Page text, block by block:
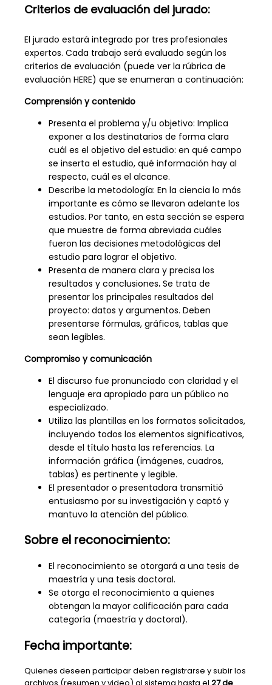
Criterios de evaluación del jurado:
El jurado estará integrado por tres profesionales
expertos. Cada trabajo será evaluado según los
criterios de evaluación (puede ver la rúbrica de
evaluación HERE) que se enumeran a continuación:
Comprensión y contenido
Presenta el problema y/u objetivo: Implica
exponer a los destinatarios de forma clara
cuál es el objetivo del estudio: en qué campo
se inserta el estudio, qué información hay al
respecto, cuál es el alcance.
Describe la metodología: En la ciencia lo más
importante es cómo se llevaron adelante los
estudios. Por tanto, en esta sección se espera
que muestre de forma abreviada cuáles
fueron las decisiones metodológicas del
estudio para lograr el objetivo.
Presenta de manera clara y precisa los
resultados y conclusiones. Se trata de
presentar los principales resultados del
proyecto: datos y argumentos. Deben
presentarse fórmulas, gráficos, tablas que
sean legibles.
Compromiso y comunicación
El discurso fue pronunciado con claridad y el
lenguaje era apropiado para un público no
especializado.
Utiliza las plantillas en los formatos solicitados,
incluyendo todos los elementos significativos,
desde el título hasta las referencias. La
información gráfica (imágenes, cuadros,
tablas) es pertinente y legible.
El presentador o presentadora transmitió
entusiasmo por su investigación y captó y
mantuvo la atención del público.
Sobre el reconocimiento:
El reconocimiento se otorgará a una tesis de
maestría y una tesis doctoral.
Se otorga el reconocimiento a quienes
obtengan la mayor calificación para cada
categoría (maestría y doctoral).
Fecha importante:
Quienes deseen participar deben registrarse y subir los